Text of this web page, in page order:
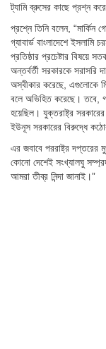
ট্যামি ব্রুসের কাছে প্রশ্ন
প্রশ্নে তিনি বলেন, “মার্কিন
গ্যাবার্ড বাংলাদেশে
প্রতিষ্ঠার প্রচেষ্টার বিষয়ে
অন্তর্বর্তী সরকারকে
অস্বীকার করেছে, এগুলোকে
বলে অভিহিত করেছে। তবে,
হয়েছিল। যুক্তরাষ্ট্র
ইউনূস সরকারের বিরুদ্ধে
এর জবাবে পররাষ্ট্র দপ্তরের
কোনো দেশেই সংখ্যালঘু
আমরা তীব্র নিন্দা জানাই।”